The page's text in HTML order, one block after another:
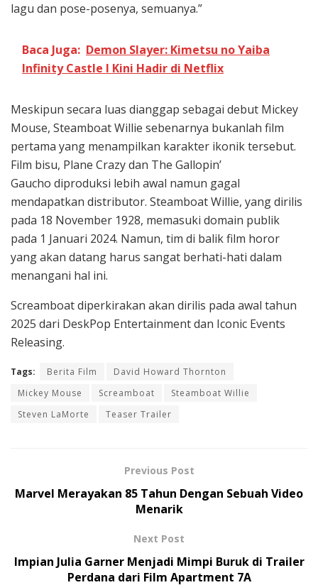
lagu dan pose-posenya, semuanya.”
Baca Juga: Demon Slayer: Kimetsu no Yaiba
Infinity Castle I Kini Hadir di Netflix
Meskipun secara luas dianggap sebagai debut Mickey
Mouse, Steamboat Willie sebenarnya bukanlah film
pertama yang menampilkan karakter ikonik tersebut.
Film bisu, Plane Crazy dan The Gallopin’
Gaucho diproduksi lebih awal namun gagal
mendapatkan distributor. Steamboat Willie, yang dirilis
pada 18 November 1928, memasuki domain publik
pada 1 Januari 2024. Namun, tim di balik film horor
yang akan datang harus sangat berhati-hati dalam
menangani hal ini.
Screamboat diperkirakan akan dirilis pada awal tahun
2025 dari DeskPop Entertainment dan Iconic Events
Releasing.
Tags: Berita Film
David Howard Thornton
Mickey Mouse
Screamboat
Steamboat Willie
Steven LaMorte
Teaser Trailer
Previous Post
Marvel Merayakan 85 Tahun Dengan Sebuah Video
Menarik
Next Post
Impian Julia Garner Menjadi Mimpi Buruk di Trailer
Perdana dari Film Apartment 7A